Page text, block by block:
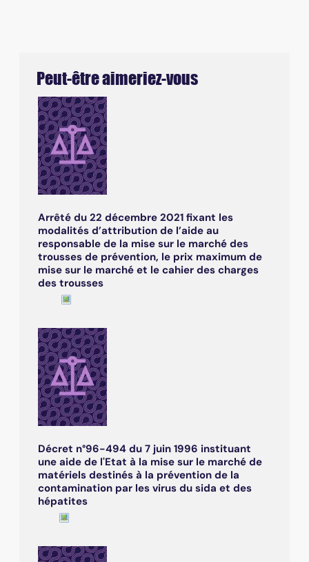
Peut-être aimeriez-vous
Arrêté du 22 décembre 2021 fixant les
modalités d’attribution de l’aide au
responsable de la mise sur le marché des
trousses de prévention, le prix maximum de
mise sur le marché et le cahier des charges
des trousses
Décret n°96-494 du 7 juin 1996 instituant
une aide de l'Etat à la mise sur le marché de
matériels destinés à la prévention de la
contamination par les virus du sida et des
hépatites